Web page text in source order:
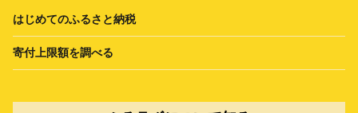
はじめてのふるさと納税
寄付上限額を調べる